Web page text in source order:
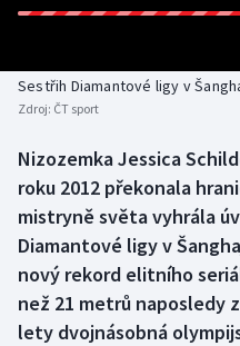
Boby a skeleton
Box
Curling
Dostihy
Florbal
AZ kvíz
Sestřih Diamantové ligy v
Zdroj: ČT sport
Nizozemka Jessica
roku 2012 překonala
mistryně světa vyhrála
Diamantové ligy v
nový rekord elitního
než 21 metrů naposledy
lety dvojnásobná